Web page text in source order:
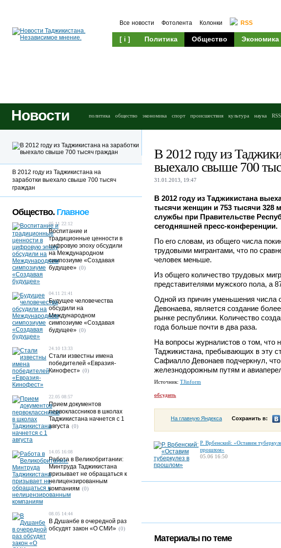
Все новости Фотолента Колонки RSS
[ i ] Политика Общество Экономика
Новости политика общество экономика спорт происшествия культура наука RSS
В 2012 году из
выехало свыше 700
31.01.2013, 19:47
В 2012 году из Таджикистана
тысячи женщин и 753 тысячи 328
службы при Правительстве
сегодняшней пресс-конференции.
По его словам, из общего числа
трудовыми мигрантами, что по
человек меньше.
Из общего количество трудовых
представителями мужского пола, а
Одной из причин уменьшения числа
Девонаева, является создание
рынке республики. Количество
года больше почти в два раза.
На вопросы журналистов о том, что
Таджикистана, пребывающих в эту
Сафиалло Девонаев подчеркнул,
железнодорожным путям и
Источник: TJinform
обсудить
На главную Яндекса Сохранить в:
Р. Врбенский: «Оставим
прошлом»
05.06 16:50
Материалы по теме
В 2012 году из Таджикистана на
заработки выехало свыше 700 тысяч
граждан
Общество. Главное
05.11 22:12
Воспитание и
традиционные ценности в
цифровую эпоху обсудили
на Международном
симпозиуме «Создавая
будущее» (0)
04.11 21:41
Будущее человечества
обсудили на
Международном
симпозиуме «Создавая
будущее» (0)
24.10 13:33
Стали известны имена
победителей «Евразия-
Кинофест» (0)
22.05 08:57
Прием документов
первоклассников в школах
Таджикистана начнется с 1
августа (0)
14.05 16:08
Работа в Великобритании:
Минтруда Таджикистана
призывает не обращаться к
нелицензированным
компаниям (0)
08.05 14:44
В Душанбе в очередной раз
обсудят закон «О СМИ» (0)